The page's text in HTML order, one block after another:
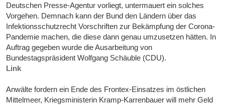
Deutschen Presse-Agentur vorliegt, untermauert ein solches
Vorgehen. Demnach kann der Bund den Ländern über das
Infektionsschutzrecht Vorschriften zur Bekämpfung der Corona-
Pandemie machen, die diese dann genau umzusetzen hätten. In
Auftrag gegeben wurde die Ausarbeitung von
Bundestagspräsident Wolfgang Schäuble (CDU).
Link
Anwälte fordern ein Ende des Frontex-Einsatzes im östlichen
Mittelmeer, Kriegsministerin Kramp-Karrenbauer will mehr Geld